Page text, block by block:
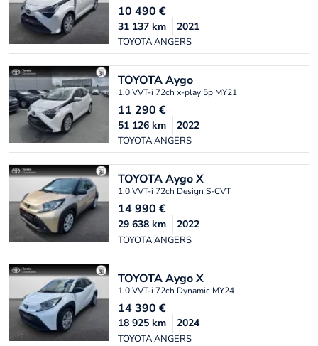
10 490 €
TOYOTA ANGERS
31 137 km 2021
TOYOTAAygo
1.0 VVT-i 72ch x-play 5p MY21
11 290 €
TOYOTA ANGERS
51 126 km 2022
TOYOTAAygo X
1.0 VVT-i 72ch Design S-CVT
14 990 €
TOYOTA ANGERS
29 638 km 2022
TOYOTAAygo X
1.0 VVT-i 72ch Dynamic MY24
14 390 €
TOYOTA ANGERS
18 925 km 2024